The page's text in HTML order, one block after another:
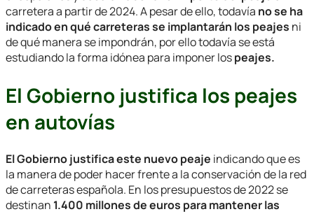
carretera a partir de 2024. A pesar de ello, todavía no se ha
indicado en qué carreteras se implantarán los peajes ni
de qué manera se impondrán, por ello todavía se está
estudiando la forma idónea para imponer lospeajes.
El Gobierno justifica los peajes
en autovías
El Gobierno justifica este nuevo peaje indicando que es
la manera de poder hacer frente a la conservación de la red
de carreteras española. En los presupuestos de 2022 se
destinan 1.400 millones de euros para mantener las